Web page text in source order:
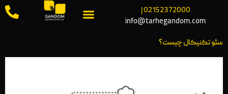
02152372000 |
info@tarhegandom.com
سئو تکنیکال چیست؟